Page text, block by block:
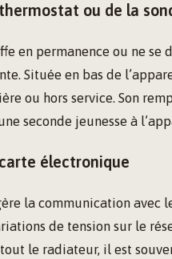
ou de la
en permanence ou ne se
Située en bas de
ou hors service. Son
seconde jeunesse à
électronique
la communication avec
de tension sur le
le radiateur, il est